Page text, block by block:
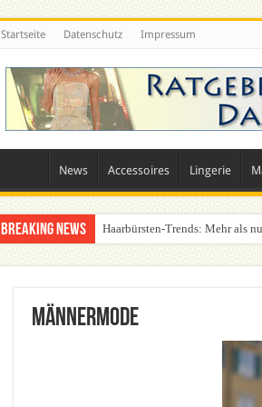
Startseite Datenschutz Impressum
News Accessoires Lingerie
Breaking News Haarbürsten-Trends: Mehr als
Was zieht man auf ein Festival
Männermode